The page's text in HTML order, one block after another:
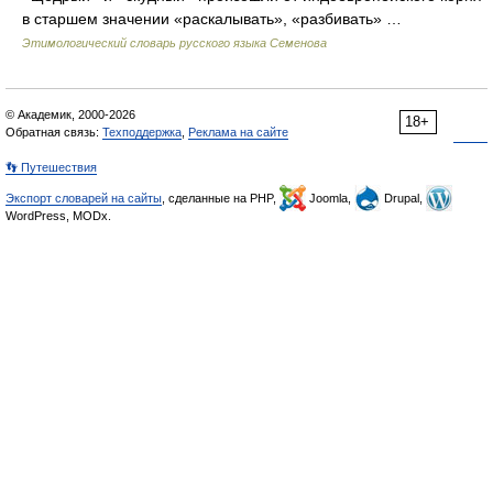
в старшем значении «раскалывать», «разбивать» …
Этимологический словарь русского языка Семенова
18+
© Академик, 2000-2026
Обратная связь: Техподдержка Реклама на сайте
👣 Путешествия
Экспорт словарей на сайты , сделанные на PHP, Joomla,
Drupal,
WordPress, MODx.